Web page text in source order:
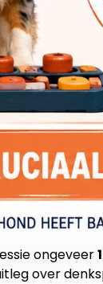
ongeveer
over